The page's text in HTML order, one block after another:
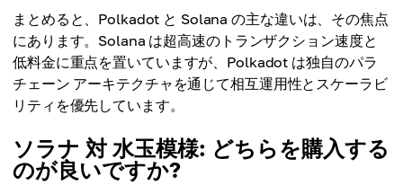
まとめると、Polkadot と Solana の主な違いは、その焦点
にあります。Solana は超高速のトランザクション速度と
低料金に重点を置いていますが、Polkadot は独自のパラ
チェーン アーキテクチャを通じて相互運用性とスケーラビ
リティを優先しています。
ソラナ 対 水玉模様: どちらを購入する
のが良いですか?